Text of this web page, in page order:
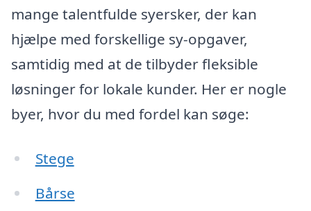
mange talentfulde syersker, der kan
hjælpe med forskellige sy-opgaver,
samtidig med at de tilbyder fleksible
løsninger for lokale kunder. Her er nogle
byer, hvor du med fordel kan søge:
Stege
Bårse